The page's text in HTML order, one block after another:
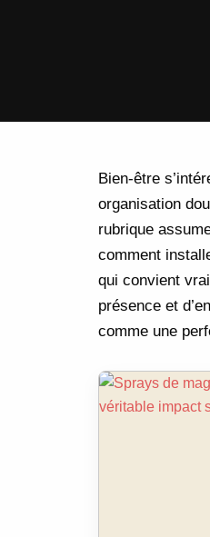
Bien-être
organisation
rubrique
comment
qui convient
présence et
comme une